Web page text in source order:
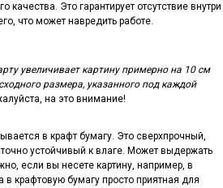
качества. Это гарантирует отсутствие внутри
что может навредить работе.
увеличивает картину примерно на 10 см
размера, указанного под каждой
на это внимание!
в крафт бумагу. Это сверхпрочный,
устойчивый к влаге. Может выдержать
если вы несете картину, например, в
в крафтовую бумагу просто приятная для